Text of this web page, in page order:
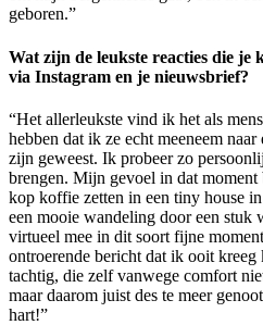
geboren.”
Wat zijn de leukste reacties die je
via Instagram en je nieuwsbrief?
“Het allerleukste vind ik het als
hebben dat ik ze echt meeneem
zijn geweest. Ik probeer zo
brengen. Mijn gevoel in dat
kop koffie zetten in een tiny house
een mooie wandeling door een stuk
virtueel mee in dit soort fijne
ontroerende bericht dat ik ooit
tachtig, die zelf vanwege comfort
maar daarom juist des te meer
hart!”